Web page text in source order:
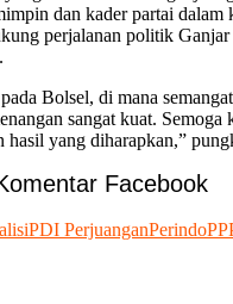
dan kader partai dalam
perjalanan politik
Bolsel, di mana
sangat kuat. Semoga
hasil yang diharapkan,”
Facebook
PDI PerjuanganPerindo